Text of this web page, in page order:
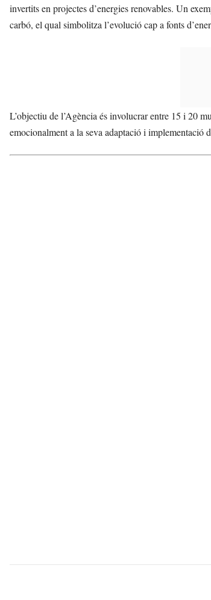
invertits en projectes d’energies renovables. Un
carbó, el qual simbolitza l’evolució cap a fonts
L’objectiu de l’Agència és involucrar entre 15 i 20
emocionalment a la seva adaptació i implementació